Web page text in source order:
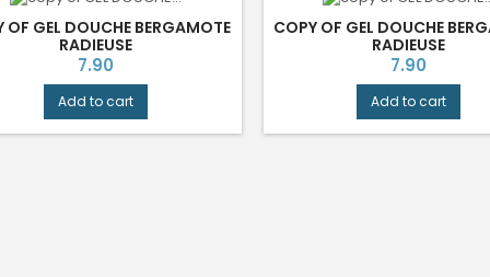
OF GEL DOUCHE BERGAMOTE
RADIEUSE
Price
7.90
Add to cart
COPY OF GEL DOUCHE
RADIEUSE
Price
7.90
Add to cart